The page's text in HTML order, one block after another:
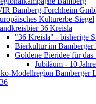
Bamberg-Forchheim
Kulturerbe-Siegel
36 Kreisla
"36 Kreisla" - bisherige
Bierkultur im Bamberger
Goldene Bieridee für
Jubiläum - 10
Modellregion Bamberger